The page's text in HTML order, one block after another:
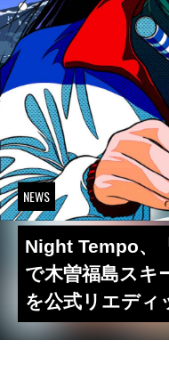
NEWS
Night Tempo、
で木曽福島スキ
を公式リエディ